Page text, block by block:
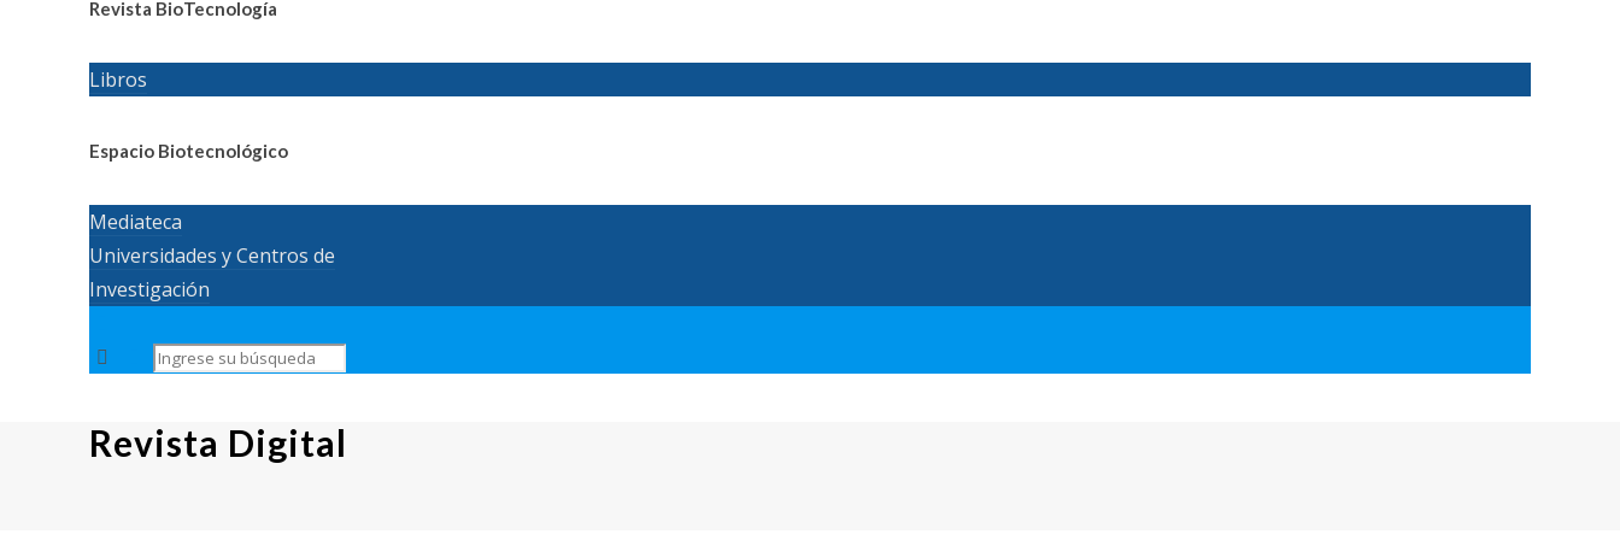
Revista BioTecnología
Libros
Espacio Biotecnológico
Mediateca
Universidades y Centros de
Investigación
Revista Digital